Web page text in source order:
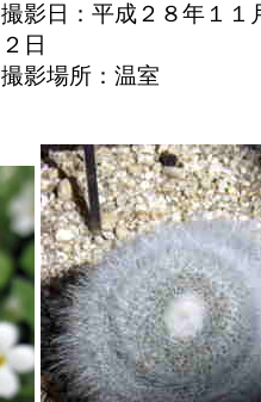
撮影日：平成２８年１１
２日
撮影場所：温室